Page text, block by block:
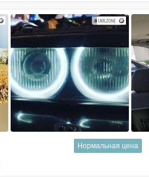
Нормальная цена